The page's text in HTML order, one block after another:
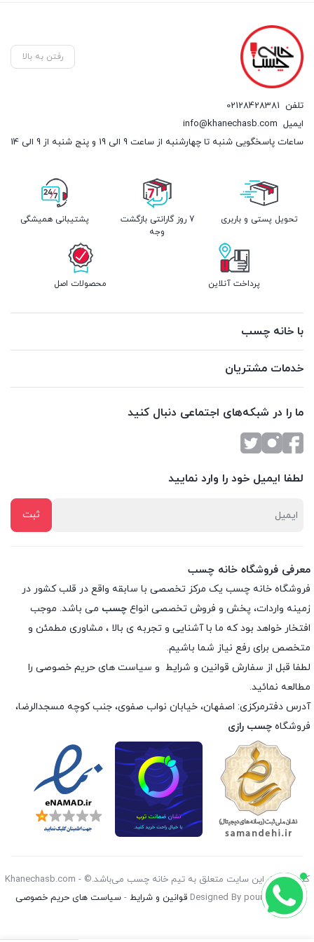
رفتن به بالا
تلفن 02128428381
ایمیل info@khanechasb.com
ساعات پاسخگویی شنبه تا چهارشنبه از ساعت 9 الی 19 و پنج شنبه از 9 الی 14
تحویل پستی و باربری
7 روز گارانتی بازگشت
وجه
پشتیبانی همیشگی
پرداخت آنلاین محصولات اصل
با خانه چسب
خدمات مشتریان
ما را در شبکه‌های اجتماعی دنبال کنید
لطفا ایمیل خود را وارد نمایید
معرفی فروشگاه خانه چسب
فروشگاه خانه چسب یک مرکز تخصصی با سابقه واقع در قلب کشور در
زمینه واردات، پخش و فروش تخصصی انواع چسب می باشد. موجب
افتخار خواهد بود که ما با آشنایی و تجربه ی بالا ، مشاوری مطمئن و
متخصص برای رفع نیاز شما باشیم.
لطفا قبل از سفارش قوانین و شرایط و سیاست های حریم خصوصی را
مطالعه نمائید.
آدرس دفترمرکزی: اصفهان، خیابان نواب صفوی، جنب کوچه مسجدالرضا،
فروشگاه چسب رازی
کليه حقوق اين سايت متعلق به تیم خانه چسب می‌باشد.© Khanechasb.com -
Designed By pouryan 2026 قوانین و شرایط - سیاست های حریم خصوصی